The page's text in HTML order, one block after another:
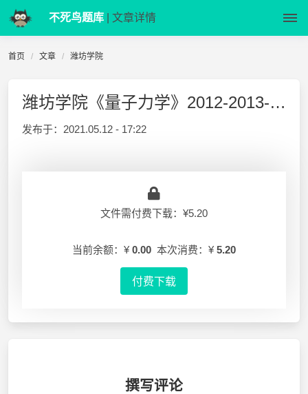
不死鸟题库 | 文章详情
首页 文章 潍坊学院
潍坊学院《量子力学》2012-2013-2 期末试题A
发布于： 2021.05.12 - 17:22
文件需付费下载：¥5.20
当前余额：¥ 0.00 本次消费：¥ 5.20
付费下载
撰写评论